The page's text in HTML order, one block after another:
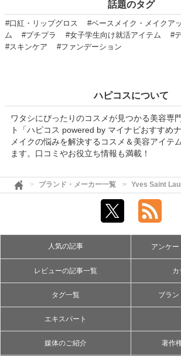
話題のタグ
#口紅・リップグロス #ベースメイク・メイクア
ム
#プチプラ #女子学生向け就活アイテム #
#スキンケア
#ファンデーション
ハピコスについて
ワタシにぴったりのコスメが見つかる美容専
ト「ハピコス powered by マイナビおすすめ
メイクの悩みを解決するコスメ＆美容アイテ
ます。口コミやお役立ち情報も満載！
ブランド・メーカー一覧 Yves Saint
人気の記事 アンケ
レビューの記事一覧 カ
タグ一覧 ブラ
エキスパート
媒体のご紹介 著作